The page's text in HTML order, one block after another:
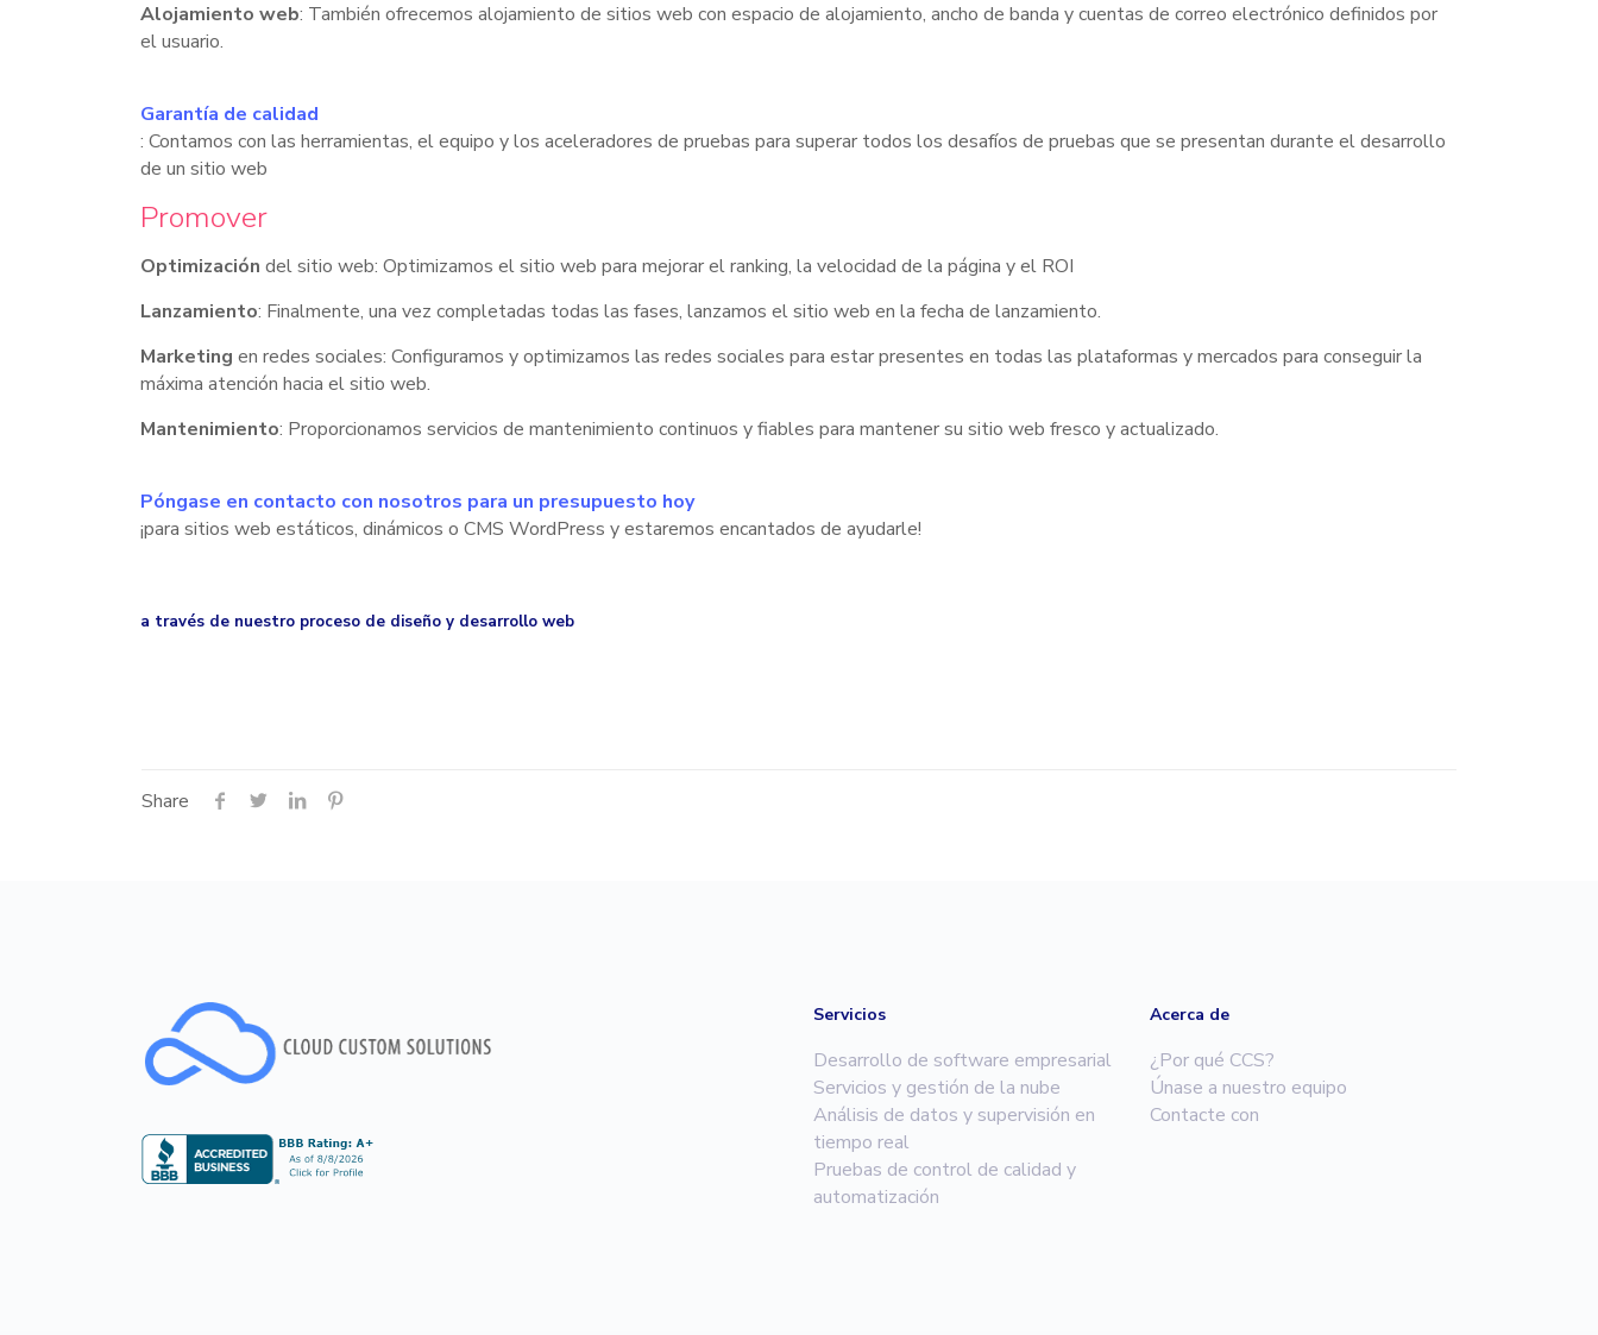
Alojamiento web: También ofrecemos alojamiento de sitios web con espacio de alojamiento, ancho de banda y cuentas de correo electrónico definidos por
el usuario.
Garantía de calidad
: Contamos con las herramientas, el equipo y los aceleradores de pruebas para superar todos los desafíos de pruebas que se presentan durante el desarrollo
de un sitio web
Promover
Optimización del sitio web: Optimizamos el sitio web para mejorar el ranking, la velocidad de la página y el ROI
Lanzamiento: Finalmente, una vez completadas todas las fases, lanzamos el sitio web en la fecha de lanzamiento.
Marketing en redes sociales: Configuramos y optimizamos las redes sociales para estar presentes en todas las plataformas y mercados para conseguir la
máxima atención hacia el sitio web.
Mantenimiento: Proporcionamos servicios de mantenimiento continuos y fiables para mantener su sitio web fresco y actualizado.
Póngase en contacto con nosotros para un presupuesto hoy
¡para sitios web estáticos, dinámicos o CMS WordPress y estaremos encantados de ayudarle!
a través de nuestro proceso de diseño y desarrollo web
Share
Servicios
Desarrollo de software empresarial
Servicios y gestión de la nube
Análisis de datos y supervisión en
tiempo real
Pruebas de control de calidad y
automatización
Acerca de
¿Por qué CCS?
Únase a nuestro equipo
Contacte con